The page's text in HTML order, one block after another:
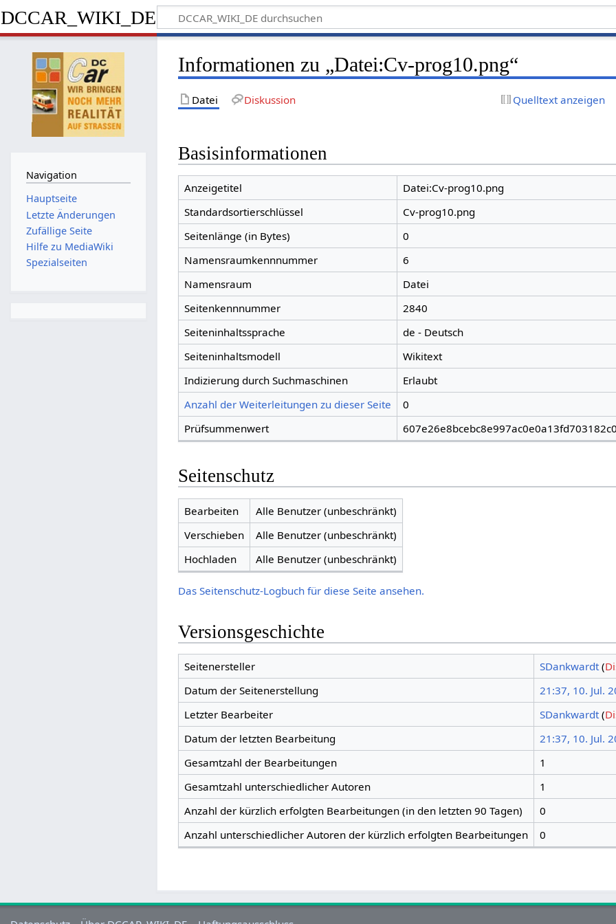
DCCAR_WIKI_DE
Informationen zu „Datei:Cv-prog10.png“
Datei Diskussion Quelltext anzeigen
Basisinformationen
Anzeigetitel
Datei:Cv-prog10.png
Standardsortierschlüssel
Cv-prog10.png
Seitenlänge (in Bytes)
0
Namensraumkennnummer
6
Namensraum
Datei
Seitenkennnummer
2840
Seiteninhaltssprache
de - Deutsch
Seiteninhaltsmodell
Wikitext
Indizierung durch Suchmaschinen
Erlaubt
Anzahl der Weiterleitungen zu dieser Seite
0
Prüfsummenwert
Seitenschutz
Bearbeiten
Alle Benutzer (unbeschränkt)
Verschieben
Alle Benutzer (unbeschränkt)
Hochladen
Alle Benutzer (unbeschränkt)
Das Seitenschutz-Logbuch für diese Seite ansehen.
Versionsgeschichte
Seitenersteller SDankwardt (
Datum der Seitenerstellung
21:37, 10. Jul.
Letzter Bearbeiter
SDankwardt (
Datum der letzten Bearbeitung
21:37, 10. Jul.
Gesamtzahl der Bearbeitungen
1
Gesamtzahl unterschiedlicher Autoren
1
Anzahl der kürzlich erfolgten Bearbeitungen (in den letzten 90 Tagen)
0
Anzahl unterschiedlicher Autoren der kürzlich erfolgten Bearbeitungen
0
Navigation
Hauptseite
Letzte Änderungen
Zufällige Seite
Hilfe zu MediaWiki
Spezialseiten